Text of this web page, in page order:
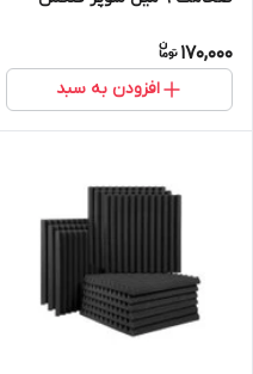
170,000
افزودن به سبد